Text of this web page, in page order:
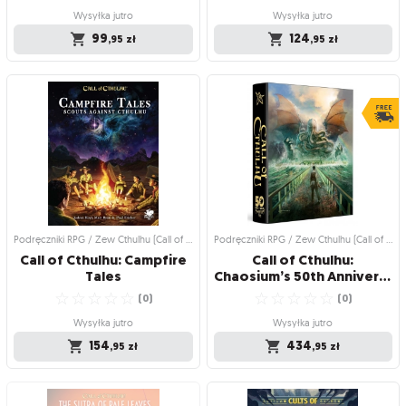
Wysyłka jutro
99,95 zł
Podręczniki RPG / Zew Cthulhu (Call of
Cthulhu)
Call of Cthulhu RPG - No
Time To Scream
Przygotuj się na trzy koszmarne
wieczory
☆
☆
☆
☆
☆ (0)
Wysyłka jutro
99,95 zł
Wysyłka jutro
124,95 zł
Podręczniki RPG / Zew Cthulhu (Call of
Cthulhu)
Call of Cthulhu RPG:
Cthulhu by Gaslight - Dust
& Blood
Wiktoriańska groza w najlepszym
wydaniu
☆
☆
☆
☆
☆ (0)
Wysyłka jutro
124
Podręczniki RPG / Zew Cthulhu (Call of Cthulhu)
Call of Cthulhu: Campfire
Tales
(0)
Wysyłka jutro
154,95 zł
Cthulhu)
Podręczniki RPG / Zew Cthulhu (Call of Cthulhu)
Call of Cthulhu:
Chaosium’s 50th Anniversary - Slipcase Set
(0)
Wysyłka jutro
434,95 zł
Podręczniki RPG / Zew Cthulhu (Call of
Cthulhu)